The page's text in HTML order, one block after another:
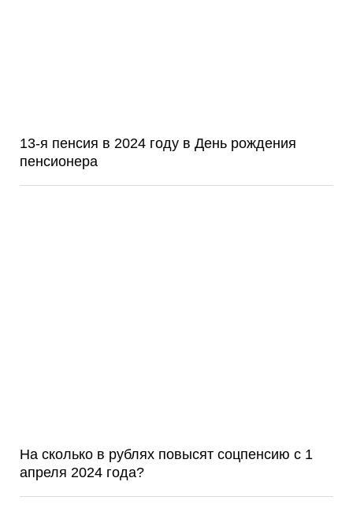
13-я пенсия в 2024 году в День рождения
пенсионера
На сколько в рублях повысят соцпенсию с 1
апреля 2024 года?